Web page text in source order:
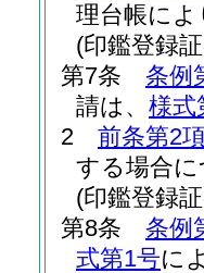
理台帳に
(印鑑登録
第7条
条例
請は、 様式
2
前条第2
する場合
(印鑑登録
第8条
条例
式第1号に